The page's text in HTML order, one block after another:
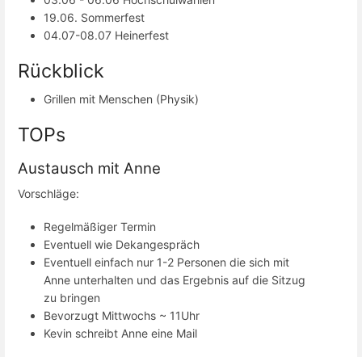
19.06. Sommerfest
04.07-08.07 Heinerfest
Rückblick
Grillen mit Menschen (Physik)
TOPs
Austausch mit Anne
Vorschläge:
Regelmäßiger Termin
Eventuell wie Dekangespräch
Eventuell einfach nur 1-2 Personen die sich mit
Anne unterhalten und das Ergebnis auf die Sitzug
zu bringen
Bevorzugt Mittwochs ~ 11Uhr
Kevin schreibt Anne eine Mail